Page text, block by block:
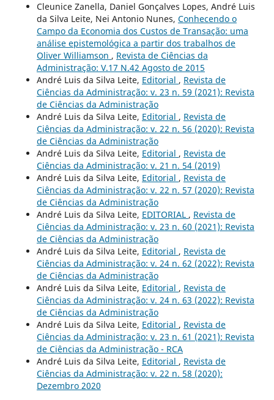
Cleunice Zanella, Daniel Gonçalves Lopes, André Luis
da Silva Leite, Nei Antonio Nunes, Conhecendo o
Campo da Economia dos Custos de Transação: uma
análise epistemológica a partir dos trabalhos de
Oliver Williamson , Revista de Ciências da
Administração: V.17 N.42 Agosto de 2015
André Luis da Silva Leite, Editorial , Revista de
Ciências da Administração: v. 23 n. 59 (2021): Revista
de Ciências da Administração
André Luis da Silva Leite, Editorial , Revista de
Ciências da Administração: v. 22 n. 56 (2020): Revista
de Ciências da Administração
André Luis da Silva Leite, Editorial , Revista de
Ciências da Administração: v. 21 n. 54 (2019)
André Luis da Silva Leite, Editorial , Revista de
Ciências da Administração: v. 22 n. 57 (2020): Revista
de Ciências da Administração
André Luis da Silva Leite, EDITORIAL , Revista de
Ciências da Administração: v. 23 n. 60 (2021): Revista
de Ciências da Administração
André Luis da Silva Leite, Editorial , Revista de
Ciências da Administração: v. 24 n. 62 (2022): Revista
de Ciências da Administração
André Luis da Silva Leite, Editorial , Revista de
Ciências da Administração: v. 24 n. 63 (2022): Revista
de Ciências da Administração
André Luis da Silva Leite, Editorial , Revista de
Ciências da Administração: v. 23 n. 61 (2021): Revista
de Ciências da Administração - RCA
André Luis da Silva Leite, Editorial , Revista de
Ciências da Administração: v. 22 n. 58 (2020):
Dezembro 2020